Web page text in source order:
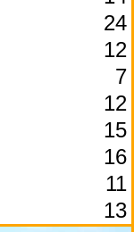
24
12
7
12
15
16
11
13